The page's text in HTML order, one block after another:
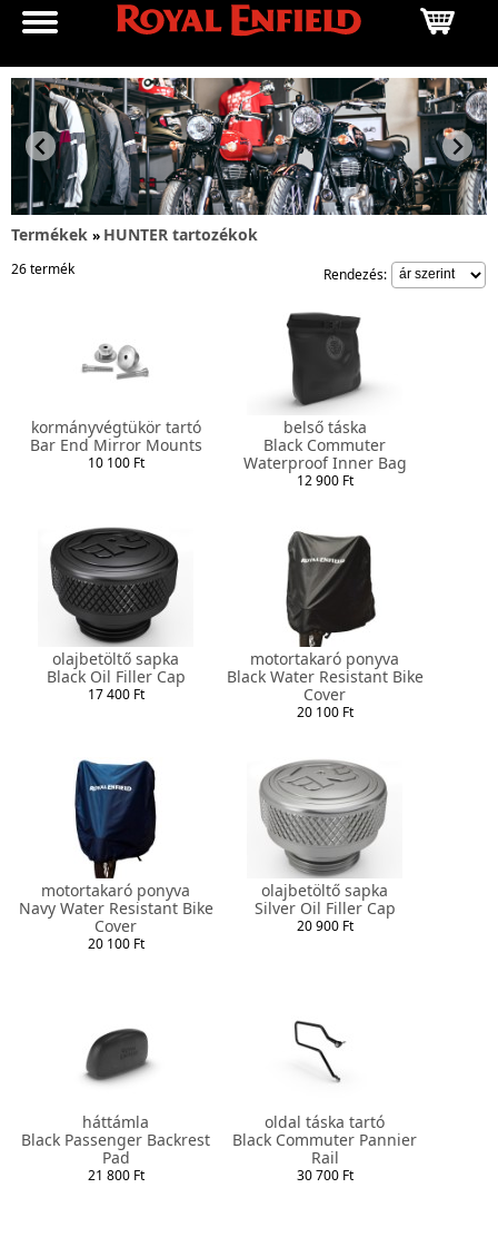
Termékek » HUNTER tartozékok
26 termék Rendezés:
kormányvégtükör tartó
Bar End Mirror Mounts
10 100 Ft
belső táska
Black Commuter
Waterproof Inner Bag
12 900 Ft
olajbetöltő sapka
Black Oil Filler Cap
17 400 Ft
motortakaró ponyva
Black Water Resistant Bike
Cover
20 100 Ft
motortakaró ponyva
Navy Water Resistant Bike
Cover
20 100 Ft
olajbetöltő sapka
Silver Oil Filler Cap
20 900 Ft
háttámla
Black Passenger Backrest
Pad
21 800 Ft
oldal táska tartó
Black Commuter Pannier
Rail
30 700 Ft